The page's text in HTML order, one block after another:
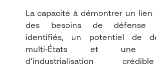
La capacité à démontrer un lien
des besoins de défense
identifiés, un potentiel de
multi‑États et une
d’industrialisation